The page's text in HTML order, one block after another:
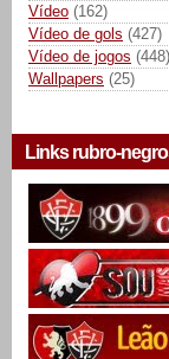
Vídeo (162)
Vídeo de gols (427)
Vídeo de jogos (448)
Wallpapers (25)
Links rubro-